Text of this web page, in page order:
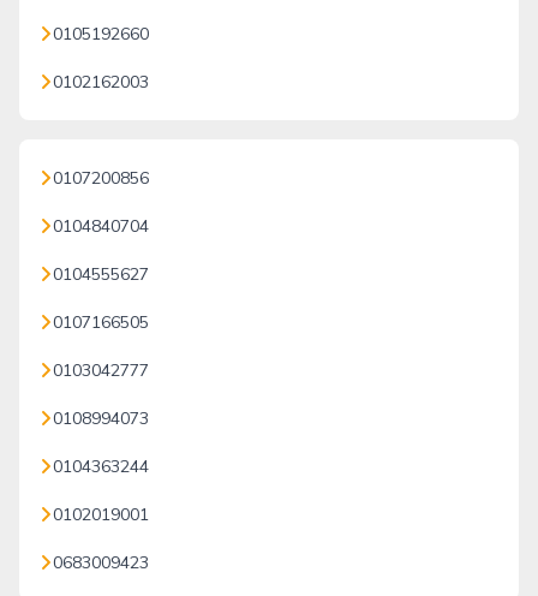
0105192660
0102162003
0107200856
0104840704
0104555627
0107166505
0103042777
0108994073
0104363244
0102019001
0683009423